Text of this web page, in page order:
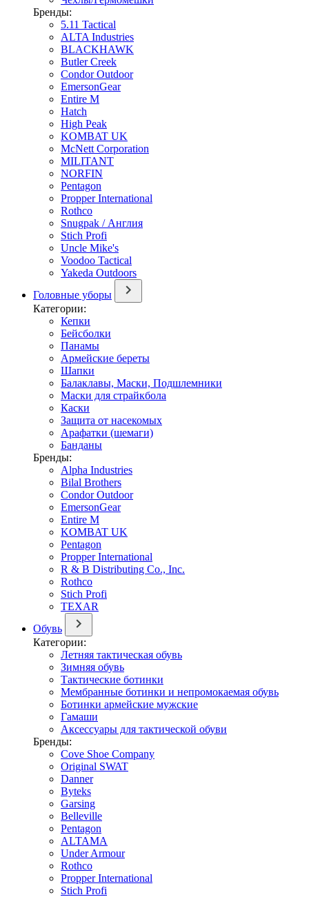
Бренды:
5.11 Tactical
ALTA Industries
BLACKHAWK
Butler Creek
Condor Outdoor
EmersonGear
Entire M
Hatch
High Peak
KOMBAT UK
McNett Corporation
MILITANT
NORFIN
Pentagon
Propper International
Rothco
Snugpak / Англия
Stich Profi
Uncle Mike's
Voodoo Tactical
Yakeda Outdoors
Головные уборы
Категории:
Кепки
Бейсболки
Панамы
Армейские береты
Шапки
Балаклавы, Маски, Подшлемники
Маски для страйкбола
Каски
Защита от насекомых
Арафатки (шемаги)
Банданы
Бренды:
Alpha Industries
Bilal Brothers
Condor Outdoor
EmersonGear
Entire M
KOMBAT UK
Pentagon
Propper International
R & B Distributing Co., Inc.
Rothco
Stich Profi
TEXAR
Обувь
Категории:
Летняя тактическая обувь
Зимняя обувь
Тактические ботинки
Мембранные ботинки и непромокаемая обувь
Ботинки армейские мужские
Гамаши
Аксессуары для тактической обуви
Бренды:
Cove Shoe Company
Original SWAT
Danner
Byteks
Garsing
Belleville
Pentagon
ALTAMA
Under Armour
Rothco
Propper International
Stich Profi